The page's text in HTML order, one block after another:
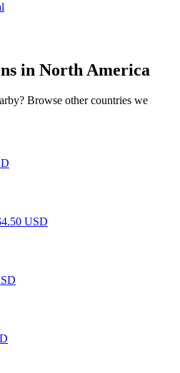
in North America
Browse other countries we
4.50 USD